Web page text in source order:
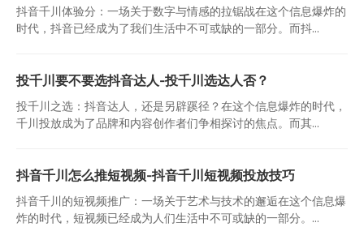
抖音千川体验分：一场关于数字与情感的拉锯战在这个信息爆炸的
时代，抖音已经成为了我们生活中不可或缺的一部分。而抖...
投千川要不要选抖音达人-投千川选达人否？
投千川之选：抖音达人，还是另辟蹊径？在这个信息爆炸的时代，
千川投放成为了品牌和内容创作者们争相探讨的焦点。而其...
抖音千川怎么推短视频-抖音千川短视频投放技巧
抖音千川的短视频推广：一场关于艺术与技术的邂逅在这个信息爆
炸的时代，短视频已经成为人们生活中不可或缺的一部分。...